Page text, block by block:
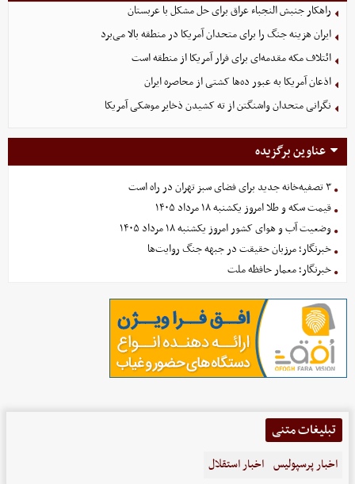
راهکار جنبش النجباء عراق برای حل مشکل با عربستان
ایران هزینه جنگ را برای متحدان آمریکا در منطقه بالا می‌برد
ائتلاف مکه مقدمه‌ای برای فرار آمریکا از منطقه است
اذعان آمریکا به عبور ده‌ها کشتی از محاصره ایران
نگرانی متحدان واشنگتن از ته کشیدن ذخایر موشکی آمریکا
عناوین برگزیده
۳ تصفیه‌خانه جدید برای فضای سبز تهران در راه است
قیمت سکه و طلا امروز یکشنبه ۱۸ مرداد ۱۴۰۵
وضعیت آب و هوای کشور امروز یکشنبه ۱۸ مرداد ۱۴۰۵
خبرنگار؛ مرزبان حقیقت در جبهه جنگ روایت‌ها
خبرنگار؛ معمار حافظه ملت
تبلیغات متنی
اخبار پرسپولیس اخبار استقلال